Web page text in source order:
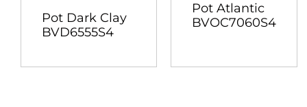
Pot Dark Clay
BVD6555S4
Pot Atlantic
BVOC7060S4